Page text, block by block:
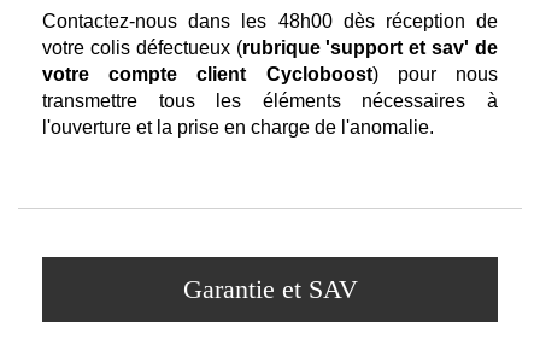
Contactez-nous dans les 48h00 dès réception de
votre colis défectueux (rubrique 'support et sav' de
votre compte client Cycloboost) pour nous
transmettre tous les éléments nécessaires à
l'ouverture et la prise en charge de l'anomalie.
Garantie et SAV